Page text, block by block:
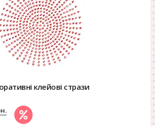
клейові стрази
в корзину